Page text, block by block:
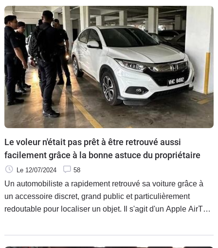
Le voleur n'était pas prêt à être retrouvé aussi
facilement grâce à la bonne astuce du propriétaire
Le 12/07/2024 58
Un automobiliste a rapidement retrouvé sa voiture grâce à
un accessoire discret, grand public et particulièrement
redoutable pour localiser un objet. Il s'agit d'un Apple AirTag
du vol.